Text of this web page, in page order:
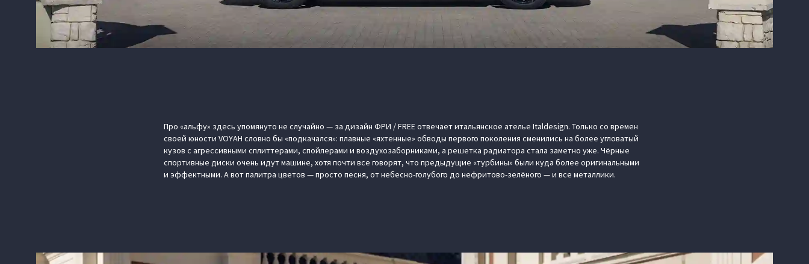
Про «альфу» здесь упомянуто не случайно — за дизайн ФРИ / FREE отвечает итальянское ателье Italdesign. Только со времен
своей юности VOYAH словно бы «подкачался»: плавные «яхтенные» обводы первого поколения сменились на более угловатый
кузов с агрессивными сплиттерами, спойлерами и воздухозаборниками, а решетка радиатора стала заметно уже. Чёрные
спортивные диски очень идут машине, хотя почти все говорят, что предыдущие «турбины» были куда более оригинальными
и эффектными. А вот палитра цветов — просто песня, от небесно-голубого до нефритово-зелёного — и все металлики.